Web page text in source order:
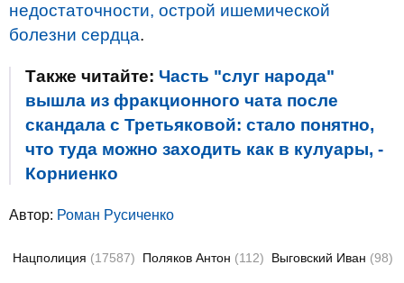
недостаточности, острой ишемической
болезни сердца.
Также читайте: Часть "слуг народа"
вышла из фракционного чата после
скандала с Третьяковой: стало понятно,
что туда можно заходить как в кулуары, -
Корниенко
Автор: Роман Русиченко
Нацполиция (17587) Поляков Антон (112) Выговский Иван (98)